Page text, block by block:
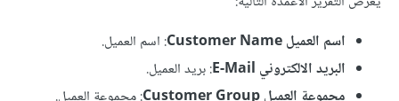
اسم العميل Customer Name
: اسم العميل.
البريد الالكتروني E-Mail
: بريد العميل.